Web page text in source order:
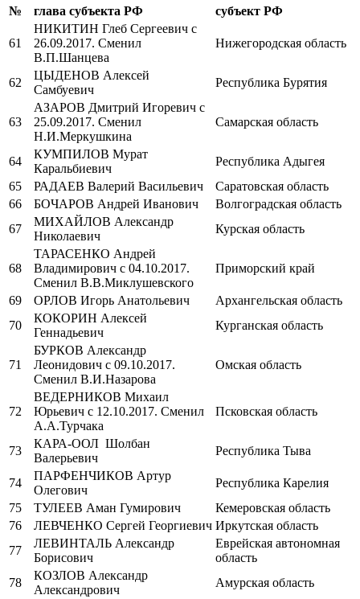
№ глава субъекта РФ субъект РФ
61
НИКИТИН Глеб Сергеевич с
26.09.2017. Сменил
В.П.Шанцева
Нижегородская область
62
ЦЫДЕНОВ Алексей
Самбуевич
Республика Бурятия
63
АЗАРОВ Дмитрий Игоревич с
25.09.2017. Сменил
Н.И.Меркушкина
Самарская область
64
КУМПИЛОВ Мурат
Каральбиевич
Республика Адыгея
65
РАДАЕВ Валерий Васильевич
Саратовская область
66
БОЧАРОВ Андрей Иванович
Волгоградская область
67
МИХАЙЛОВ Александр
Николаевич
Курская область
68
ТАРАСЕНКО Андрей
Владимирович с 04.10.2017.
Сменил В.В.Миклушевского
Приморский край
69 ОРЛОВ Игорь Анатольевич
Архангельская область
70
КОКОРИН Алексей
Геннадьевич
Курганская область
71
БУРКОВ Александр
Леонидович с 09.10.2017.
Сменил В.И.Назарова
Омская область
72
ВЕДЕРНИКОВ Михаил
Юрьевич с 12.10.2017. Сменил
А.А.Турчака
Псковская область
73
КАРА-ООЛ Шолбан
Валерьевич
Республика Тыва
74
ПАРФЕНЧИКОВ Артур
Олегович
Республика Карелия
75
ТУЛЕЕВ Аман Гумирович
Кемеровская область
76
ЛЕВЧЕНКО Сергей Георгиевич Иркутская область
77
ЛЕВИНТАЛЬ Александр
Борисович
Еврейская автономная
область
78
КОЗЛОВ Александр
Александрович
Амурская область